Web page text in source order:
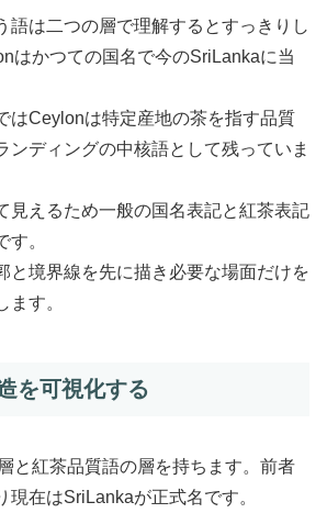
語は二つの層で理解するとすっきりし
はかつての国名で今のSriLankaに当
はCeylonは特定産地の茶を指す品質
ンディングの中核語として残っていま
見えるため一般の国名表記と紅茶表記
す。
と境界線を先に描き必要な場面だけを
ます。
を可視化する
と紅茶品質語の層を持ちます。前者
現在はSriLankaが正式名です。